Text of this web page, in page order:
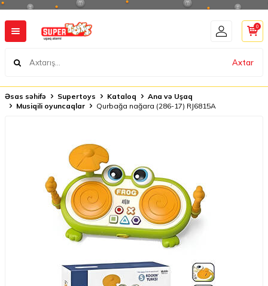
Axtar
0
Əsas səhifə Supertoys Kataloq
Ana və Uşaq
Musiqili oyuncaqlar
Qurbağa nağara (286-17) RJ6815A